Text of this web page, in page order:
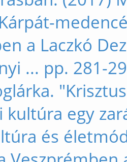
a Laczkó
... pp. 281-
kultúra egy
és